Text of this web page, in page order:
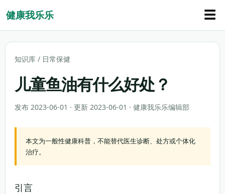
健康我乐乐 ☰
知识库 / 日常保健
儿童鱼油有什么好处？
发布 2023-06-01 · 更新 2023-06-01 · 健康我乐乐编辑部
本文为一般性健康科普，不能替代医生诊断、处方或个体化
治疗。
引言